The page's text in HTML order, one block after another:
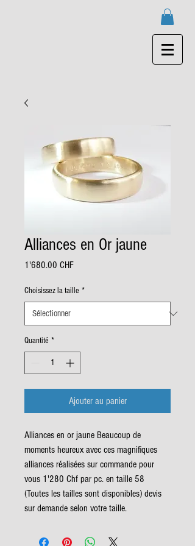
Alliances en Or jaune
1'680.00 CHFPrix
Choisissez la taille *
Quantité *
Ajouter au panier
Alliances en or jaune Beaucoup de
moments heureux avec ces magnifiques
alliances réalisées sur commande pour
vous 1'280 Chf par pc. en taille 58
(Toutes les tailles sont disponibles) devis
sur demande selon votre taille.